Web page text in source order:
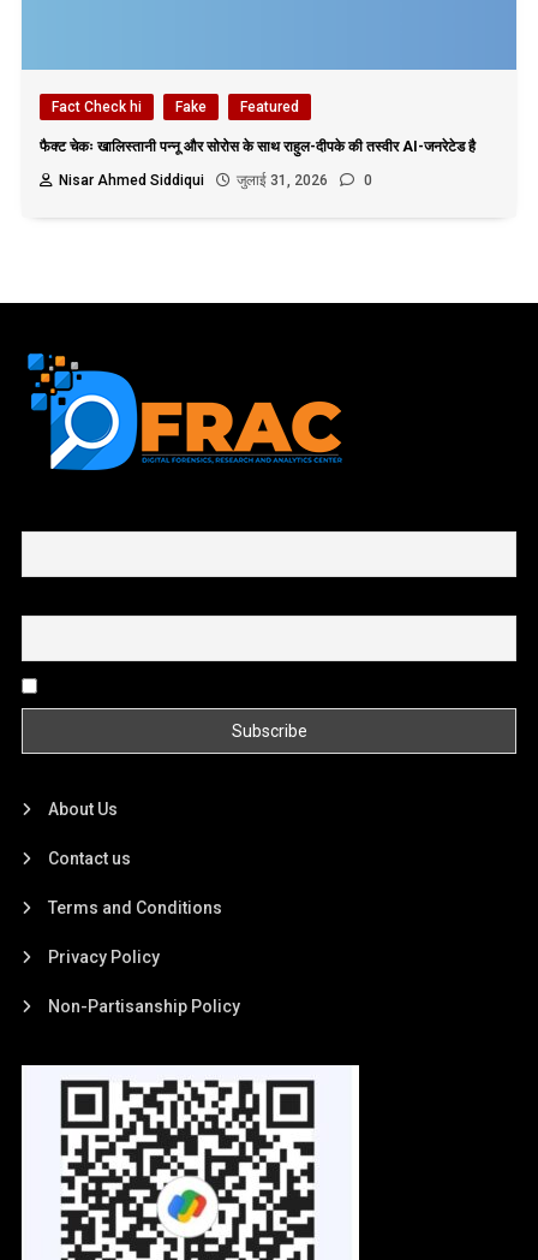
Fact Check hi Fake Featured
फैक्ट चेकः खालिस्तानी पन्नू और सोरोस के साथ राहुल-दीपके की तस्वीर AI-जनरेटेड है
Nisar Ahmed Siddiqui
जुलाई 31, 2026 0
About Us
Contact us
Terms and Conditions
Privacy Policy
Non-Partisanship Policy